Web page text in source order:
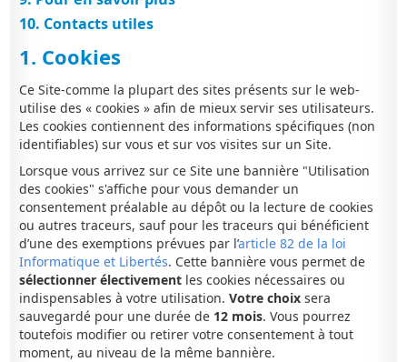
10. Contacts utiles
1. Cookies
Ce Site-comme la plupart des sites présents sur le web-
utilise des « cookies » afin de mieux servir ses utilisateurs.
Les cookies contiennent des informations spécifiques (non
identifiables) sur vous et sur vos visites sur un Site.
Lorsque vous arrivez sur ce Site une bannière "Utilisation
des cookies" s'affiche pour vous demander un
consentement préalable au dépôt ou la lecture de cookies
ou autres traceurs, sauf pour les traceurs qui bénéficient
d’une des exemptions prévues par l’article 82 de la loi
Informatique et Libertés. Cette bannière vous permet de
sélectionner électivement les cookies nécessaires ou
indispensables à votre utilisation.Votre choix sera
sauvegardé pour une durée de 12 mois. Vous pourrez
toutefois modifier ou retirer votre consentement à tout
moment, au niveau de la même bannière.